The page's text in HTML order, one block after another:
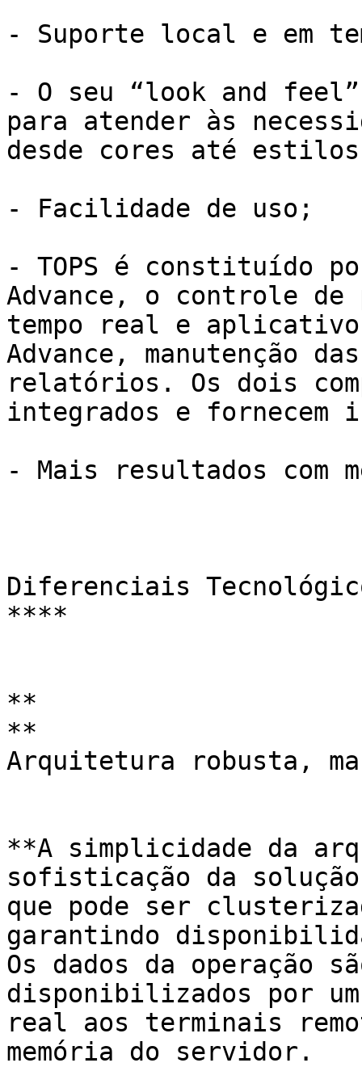
- Suporte local e em
- O seu “look and
para atender às
desde cores até
- Facilidade de uso;
- TOPS é constituído
Advance, o controle de
tempo real e aplicativo
Advance, manutenção
relatórios. Os dois
integrados e fornecem
- Mais resultados com
Diferenciais
****
**
**
Arquitetura robusta,
**A simplicidade da
sofisticação da
que pode ser
garantindo
Os dados da operação
disponibilizados por
real aos terminais
memória do servidor.